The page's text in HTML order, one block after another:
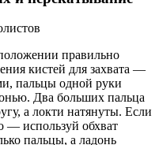
правильно
кистей для захвата —
пальцы одной руки
Два больших пальца
а локти натянуты. Если
— используй обхват
пальцы, а ладонь